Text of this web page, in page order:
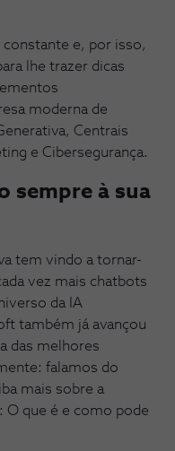
e, por isso,
lhe trazer dicas
moderna de
Centrais
e Cibersegurança.
sempre à sua
tem vindo a tornar-
vez mais chatbots
da IA
também já avançou
das melhores
falamos do
mais sobre a
que é e como pode